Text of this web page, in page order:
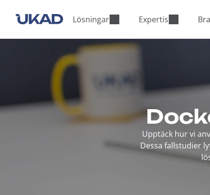
a
n
m
e
n
Lösningar Expertis
Upptäck hur vi
Dessa fallstudier